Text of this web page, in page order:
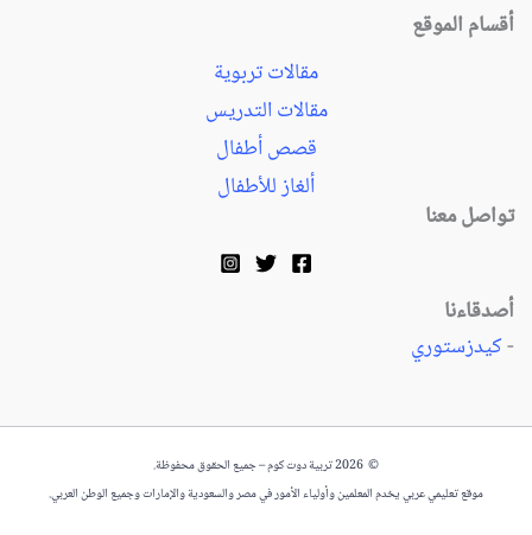
أقسام الموقع
مقالات تربوية
مقالات التدريس
قصص أطفال
ألغاز للأطفال
تواصل معنا
أصدقاءنا
-كيدزستوري
© 2026 تربية دوت كوم – جميع الحقوق محفوظة.
موقع تعليمي عربي يخدم المعلمين وأولياء الأمور في مصر والسعودية والإمارات وجميع الوطن العربي.